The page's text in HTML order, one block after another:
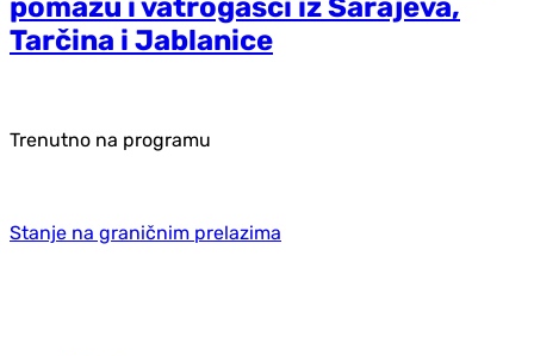
pomažu i vatrogasci iz Sarajeva,
Tarčina i Jablanice
Trenutno na programu
Stanje na graničnim prelazima